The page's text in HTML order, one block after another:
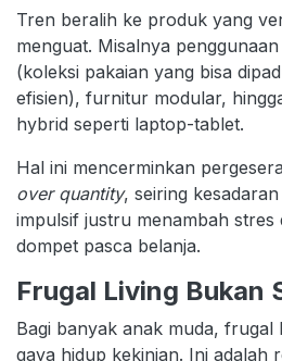
Tren beralih ke produk yang
menguat. Misalnya
(koleksi pakaian yang bisa
efisien), furnitur modular,
hybrid seperti laptop-tablet.
Hal ini mencerminkan
over quantity, seiring
impulsif justru menambah stres
dompet pasca belanja.
Frugal Living Bukan
Bagi banyak anak muda, frugal
gaya hidup kekinian. Ini adalah